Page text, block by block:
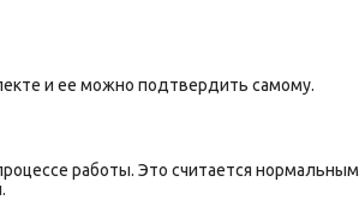
и ее можно подтвердить самому.
работы. Это считается нормальным